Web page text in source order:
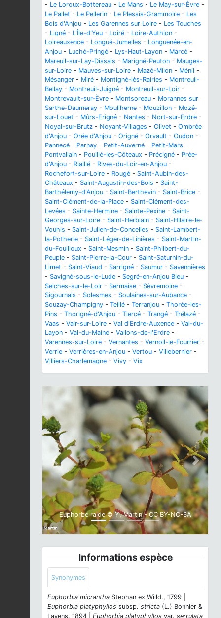
- Le Loroux-Bottereau - Le Mans - Le May-sur-Èvre -
Le Pallet - Le Pellerin - Le Plessis-Grammoire - Les
Bois d'Anjou - Les Garennes sur Loire - Les Touches
- Ligné - L'Île-d'Yeu - Loiré - Loire-Authion -
Loireauxence - Longué-Jumelles - Longuenée-en-
Anjou - Luché-Pringé - Lys-Haut-Layon - Marcé -
Mareuil-sur-Lay-Dissais - Marigné-Peuton - Mauges-
sur-Loire - Mauves-sur-Loire - Mazé-Milon - Ménil -
Mésanger - Miré - Montigné-lès-Rairies - Montreuil-
Bellay - Montreuil-Juigné - Montreuil-sur-Loir -
Montrevault-sur-Èvre - Montsoreau - Morannes sur
Sarthe-Daumeray - Mouliherne - Mouzillon - Mozé-
sur-Louet - Mûrs-Erigné - Nantes - Nort-sur-Erdre -
Noyal-sur-Brutz - Noyant-Villages - Olivet - Ombrée
d'Anjou - Orée d'Anjou - Origné - Orvault - Oudon -
Pannecé - Parnay - Petit-Auverné - Petit-Mars -
Pontvallain - Pouillé-les-Côteaux - Précigné - Prée-
d'Anjou - Riaillé - Rives-du-Loir-en-Anjou -
Rochefort-sur-Loire - Rougé - Saint-Aubin-des-
Châteaux - Saint-Augustin-des-Bois - Saint-
Barthélemy-d'Anjou - Saint-Berthevin - Saint-Brice -
Saint-Clément-de-la-Place - Saint-Clément-des-
Levées - Sainte-Hermine - Sainte-Pexine - Saint-
Georges-sur-Loire - Saint-Herblain - Saint-Hilaire-le-
Vouhis - Saint-Julien-de-Concelles - Saint-Lambert-
la-Potherie - Saint-Léger-de-Linières - Saint-Martin-
du-Fouilloux - Saint-Mesmin - Saint-Philbert-du-
Peuple - Saint-Pierre-la-Cour - Saint-Saturnin-du-
Limet - Saint-Viaud - Sarrigné - Saumur - Savennières
- Savigné-sous-le-Lude - Segré-en-Anjou Bleu -
Seiches-sur-le-Loir - Sermaise - Sèvremoine -
Sigournais - Solesmes - Soulaines-sur-Aubance -
Souzay-Champigny - Teillé - Terranjou - Thorée-les-
Pins - Thorigné-d'Anjou - Tiercé - Trangé - Trélazé -
Vaas - Vair-sur-Loire - Val d'Erdre-Auxence - Val-du-
Layon - Val-du-Maine - Vallons-de-l'Erdre -
Varennes-sur-Loire - Vernantes - Vernoil-le-Fourrier -
Verrie - Verrières-en-Anjou - Vertou - Villebernier -
Villiers-Charlemagne - Vivy - Vix
Euphorbe raide © Y. Martin - CC BY-NC-SA
Previous Next
Informations espèce
Synonymes
Euphorbia micrantha Stephan ex Willd., 1799 |
Euphorbia platyphyllos subsp. stricta (L.) Bonnier &
Layens, 1894 | Euphorbia platyphyllos var. serrulata